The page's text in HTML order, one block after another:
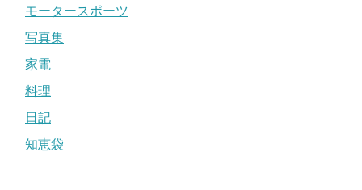
モータースポーツ
写真集
家電
料理
日記
知恵袋